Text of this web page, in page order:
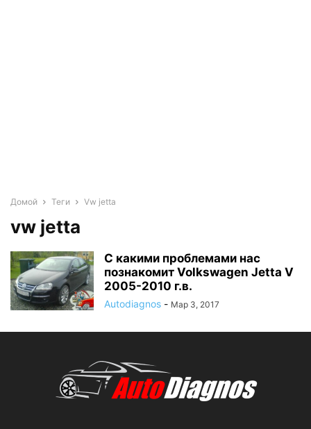
Домой Теги Vw jetta
vw jetta
С какими проблемами нас
познакомит Volkswagen Jetta V
2005-2010 г.в.
Autodiagnos - Мар 3, 2017